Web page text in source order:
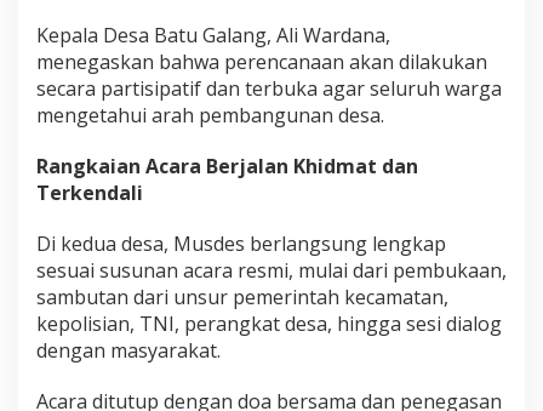
Kepala Desa Batu Galang, Ali Wardana,
menegaskan bahwa perencanaan akan dilakukan
secara partisipatif dan terbuka agar seluruh warga
mengetahui arah pembangunan desa.
Rangkaian Acara Berjalan Khidmat dan
Terkendali
Di kedua desa, Musdes berlangsung lengkap
sesuai susunan acara resmi, mulai dari pembukaan,
sambutan dari unsur pemerintah kecamatan,
kepolisian, TNI, perangkat desa, hingga sesi dialog
dengan masyarakat.
Acara ditutup dengan doa bersama dan penegasan